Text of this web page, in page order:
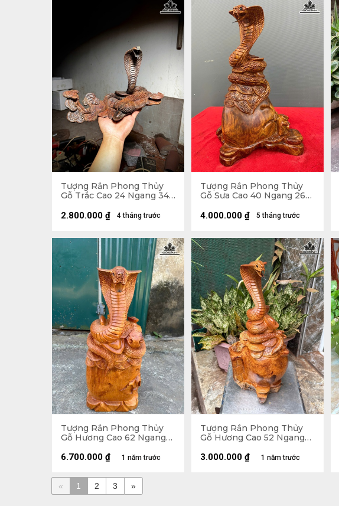
Tượng Rắn Phong Thủy
Gỗ Trắc Cao 24 Ngang 34
4 tháng trước
2.800.000 ₫
Tượng Rắn Phong Thủy
Gỗ Sưa Cao 40 Ngang 26
5 tháng trước
4.000.000 ₫
Tượng Rắn Phong Thủy
Gỗ Hương Cao 62 Ngang
1 năm trước
6.700.000 ₫
Tượng Rắn Phong Thủy
Gỗ Hương Cao 52 Ngang
1 năm trước
3.000.000 ₫
« 1 2 3 »